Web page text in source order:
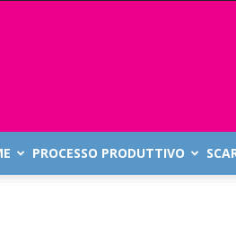
PROCESSO PRODUTTIVO